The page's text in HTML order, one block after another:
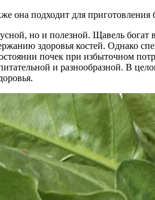
она подходит для
но и полезной. Щавель
здоровья костей. Однако
почек при избыточном
и разнообразной. В